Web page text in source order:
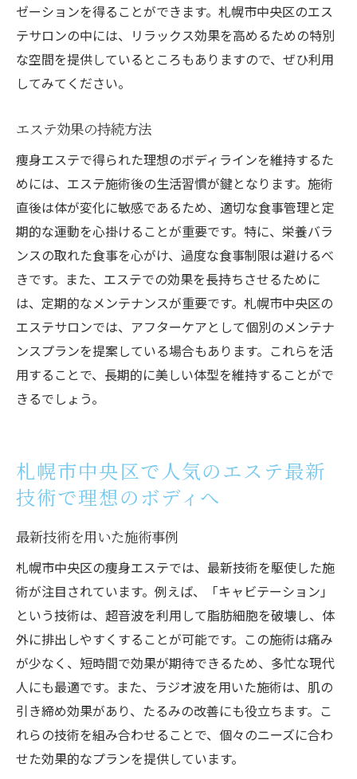
ゼーションを得ることができます。札幌市中央区のエス
テサロンの中には、リラックス効果を高めるための特別
な空間を提供しているところもありますので、ぜひ利用
してみてください。
エステ効果の持続方法
痩身エステで得られた理想のボディラインを維持するた
めには、エステ施術後の生活習慣が鍵となります。施術
直後は体が変化に敏感であるため、適切な食事管理と定
期的な運動を心掛けることが重要です。特に、栄養バラ
ンスの取れた食事を心がけ、過度な食事制限は避けるべ
きです。また、エステでの効果を長持ちさせるために
は、定期的なメンテナンスが重要です。札幌市中央区の
エステサロンでは、アフターケアとして個別のメンテナ
ンスプランを提案している場合もあります。これらを活
用することで、長期的に美しい体型を維持することがで
きるでしょう。
札幌市中央区で人気のエステ最新
技術で理想のボディへ
最新技術を用いた施術事例
札幌市中央区の痩身エステでは、最新技術を駆使した施
術が注目されています。例えば、「キャビテーション」
という技術は、超音波を利用して脂肪細胞を破壊し、体
外に排出しやすくすることが可能です。この施術は痛み
が少なく、短時間で効果が期待できるため、多忙な現代
人にも最適です。また、ラジオ波を用いた施術は、肌の
引き締め効果があり、たるみの改善にも役立ちます。こ
れらの技術を組み合わせることで、個々のニーズに合わ
せた効果的なプランを提供しています。